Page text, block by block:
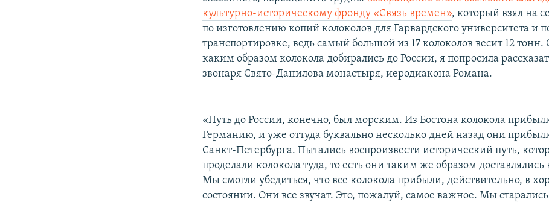
культурно-историческому фронду «Связь времен», который взял на
по изготовлению копий колоколов для Гарвардского университета и
транспортировке, ведь самый большой из 17 колоколов весит 12 тонн.
каким образом колокола добирались до России, я попросила
звонаря Свято-Данилова монастыря, иеродиакона Романа.
«Путь до России, конечно, был морским. Из Бостона колокола
Германию, и уже оттуда буквально несколько дней назад они
Санкт-Петербурга. Пытались воспроизвести исторический путь,
проделали колокола туда, то есть они таким же образом
Мы смогли убедиться, что все колокола прибыли, действительно, в
состоянии. Они все звучат. Это, пожалуй, самое важное. Мы